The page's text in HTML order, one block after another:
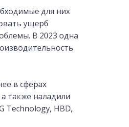
для них
ущерб
В 2023 одна
в сферах
также наладили
Technology, HBD,